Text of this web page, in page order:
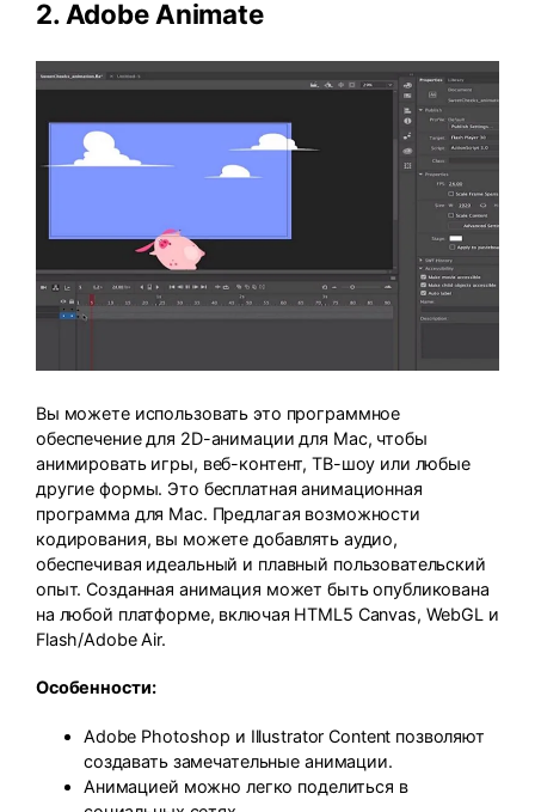
2.Adobe Animate
Вы можете использовать это программное
обеспечение для 2D-анимации для Mac, чтобы
анимировать игры, веб-контент, ТВ-шоу или любые
другие формы. Это бесплатная анимационная
программа для Mac. Предлагая возможности
кодирования, вы можете добавлять аудио,
обеспечивая идеальный и плавный пользовательский
опыт. Созданная анимация может быть опубликована
на любой платформе, включая HTML5 Canvas, WebGL и
Flash/Adobe Air.
Особенности:
Adobe Photoshop и Illustrator Content позволяют
создавать замечательные анимации.
Анимацией можно легко поделиться в